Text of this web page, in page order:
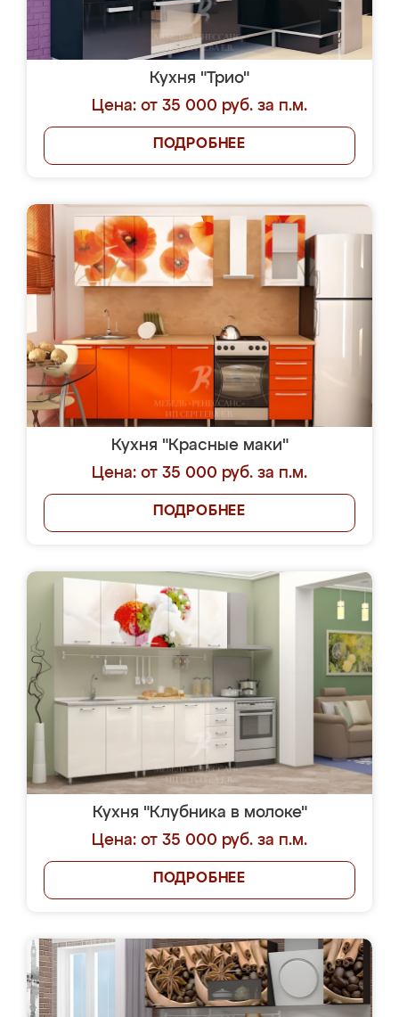
Кухня "Трио"
Цена: от 35 000 руб. за п.м.
ПОДРОБНЕЕ
Кухня "Красные маки"
Цена: от 35 000 руб. за п.м.
ПОДРОБНЕЕ
Кухня "Клубника в молоке"
Цена: от 35 000 руб. за п.м.
ПОДРОБНЕЕ